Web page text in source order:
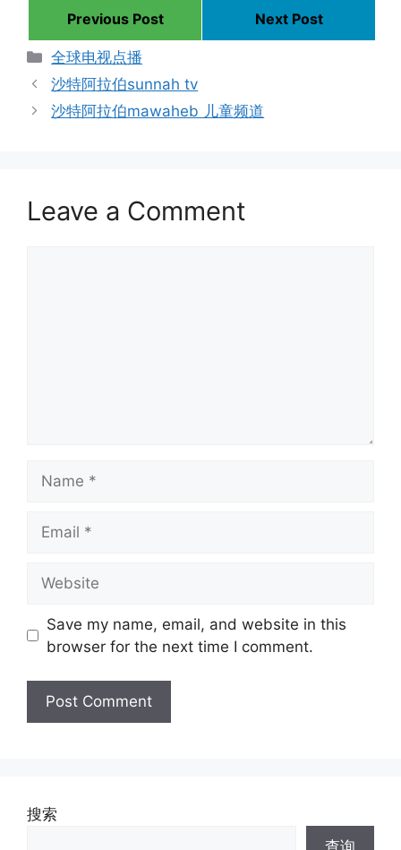
Previous Post
Next Post
Categories
全球电视点播
沙特阿拉伯sunnah tv
沙特阿拉伯mawaheb 儿童频道
Leave a Comment
Save my name, email, and website in this
browser for the next time I comment.
搜索
查询